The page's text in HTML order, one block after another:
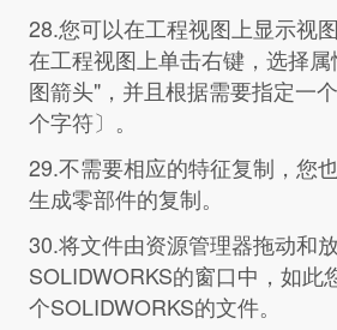
28.您可以在工程视图上显示视
在工程视图上单击右键，选择
图箭头"，并且根据需要指定一
个字符〕。
29.不需要相应的特征复制，您
生成零部件的复制。
30.将文件由资源管理器拖动和
SOLIDWORKS的窗口中，如此
个SOLIDWORKS的文件。